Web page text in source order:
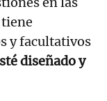
y facultativos
diseñado y